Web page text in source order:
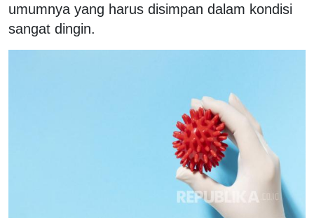
umumnya yang harus disimpan dalam kondisi
sangat dingin.